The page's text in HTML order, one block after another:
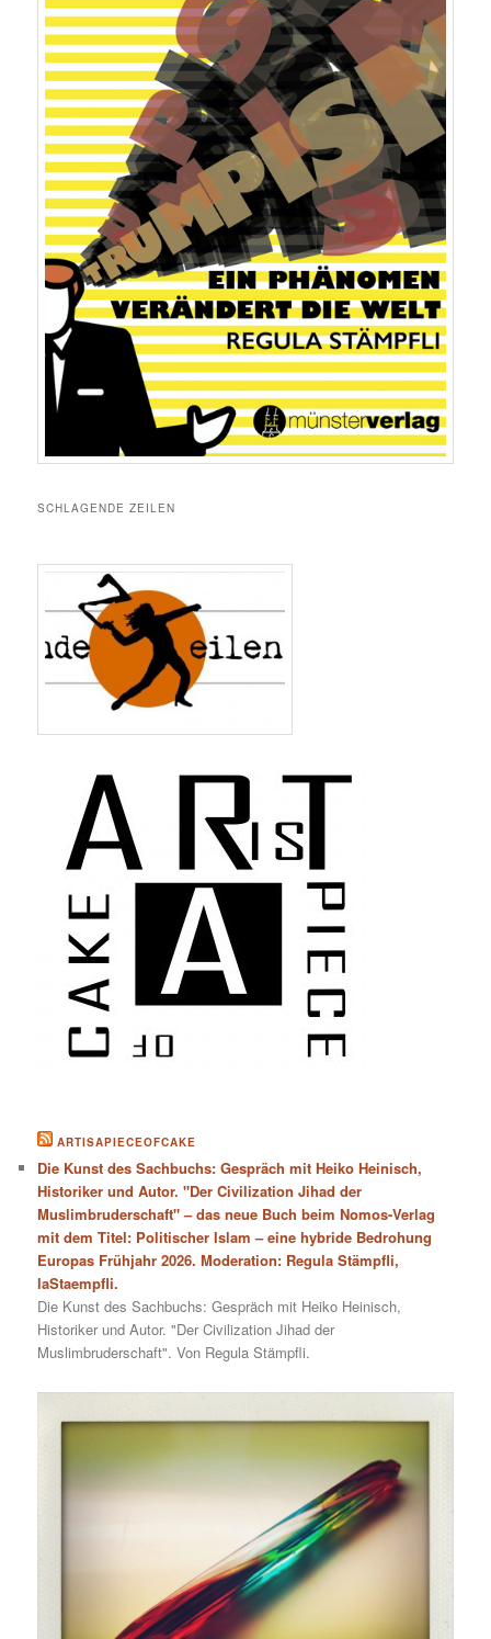
SCHLAGENDE ZEILEN
ARTISAPIECEOFCAKE
Die Kunst des Sachbuchs: Gespräch mit Heiko Heinisch,
Historiker und Autor. "Der Civilization Jihad der
Muslimbruderschaft" – das neue Buch beim Nomos-Verlag
mit dem Titel: Politischer Islam – eine hybride Bedrohung
Europas Frühjahr 2026. Moderation: Regula Stämpfli,
laStaempfli.
Die Kunst des Sachbuchs: Gespräch mit Heiko Heinisch,
Historiker und Autor. "Der Civilization Jihad der
Muslimbruderschaft". Von Regula Stämpfli.